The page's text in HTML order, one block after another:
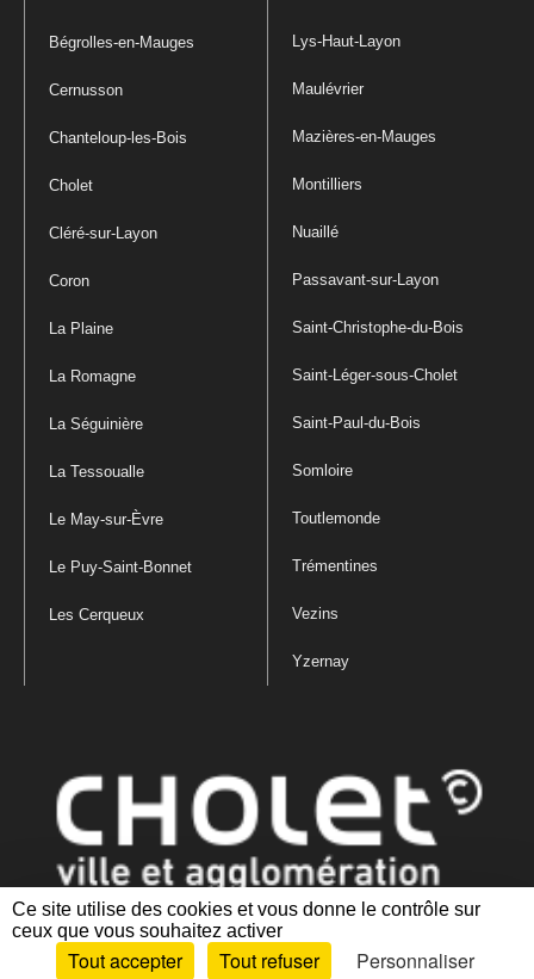
Ce site utilise des cookies et vous donne le contrôle sur
ceux que vous souhaitez activer
Tout accepter Tout refuser Personnaliser
Bégrolles-en-Mauges
Cernusson
Chanteloup-les-Bois
Cholet
Cléré-sur-Layon
Coron
La Plaine
La Romagne
La Séguinière
La Tessoualle
Le May-sur-Èvre
Le Puy-Saint-Bonnet
Les Cerqueux
Lys-Haut-Layon
Maulévrier
Mazières-en-Mauges
Montilliers
Nuaillé
Passavant-sur-Layon
Saint-Christophe-du-Bois
Saint-Léger-sous-Cholet
Saint-Paul-du-Bois
Somloire
Toutlemonde
Trémentines
Vezins
Yzernay
Mentions légales|Politique de confidentialité
des cookies |Plan du site Accessibilité : partiellement conforme